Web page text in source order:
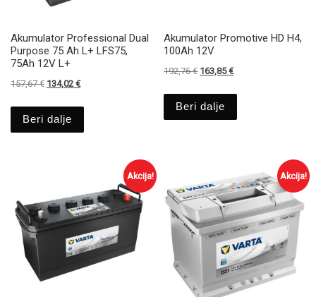
Akumulator Professional Dual
Purpose 75 Ah L+ LFS75,
75Ah 12V L+
157,67€ Izvirna cena je bila: 157,67 €.
134,02 €Trenutna cena je: 134,02 €.
Beri dalje
Akumulator Promotive HD H4,
100Ah 12V
192,76€ Izvirna cena je bila: 192,76 €.
163,85€Trenutna cena je:
Beri dalje
Akcija! Akcija!